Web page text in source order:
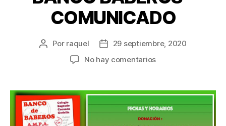
COMUNICADO
Autor
Por raquel
Fecha
la
29 septiembre, 2020
No hay comentariosen
–
COMUNICADO